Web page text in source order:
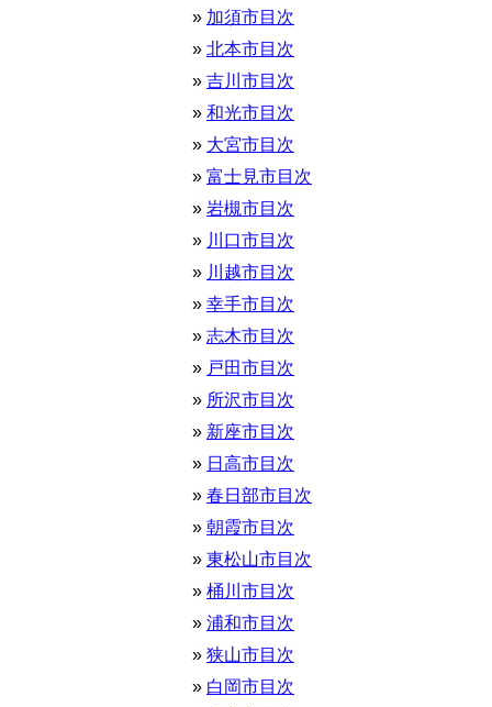
加須市目次
北本市目次
吉川市目次
和光市目次
大宮市目次
富士見市目次
岩槻市目次
川口市目次
川越市目次
幸手市目次
志木市目次
戸田市目次
所沢市目次
新座市目次
日高市目次
春日部市目次
朝霞市目次
東松山市目次
桶川市目次
浦和市目次
狭山市目次
白岡市目次